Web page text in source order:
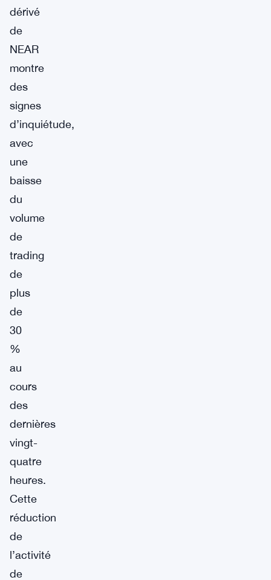
dérivé
de
NEAR
montre
des
signes
d’inquiétude,
avec
une
baisse
du
volume
de
trading
de
plus
de
30
%
au
cours
des
dernières
vingt-
quatre
heures.
Cette
réduction
de
l’activité
de